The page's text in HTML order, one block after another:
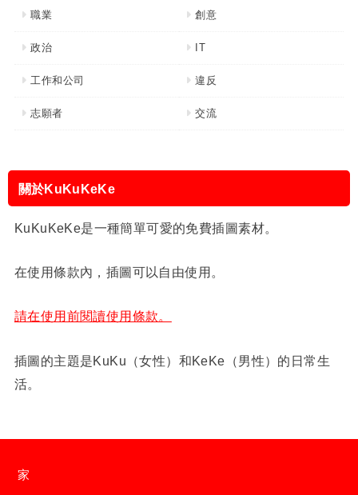
職業 創意
政治 IT
工作和公司 違反
志願者 交流
關於KuKuKeKe
KuKuKeKe是一種簡單可愛的免費插圖素材。
在使用條款內，插圖可以自由使用。
請在使用前閱讀使用條款。
插圖的主題是KuKu（女性）和KeKe（男性）的日常生
活。
家